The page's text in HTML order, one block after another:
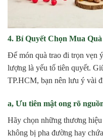
4. Bí Quyết Chọn Mua
Để món quà trao đi trọn vẹn
lượng là yếu tố tiên quyết.
TP.HCM, bạn nên lưu ý vài
a, Ưu tiên mật ong rõ
Hãy chọn những thương
không bị pha đường hay